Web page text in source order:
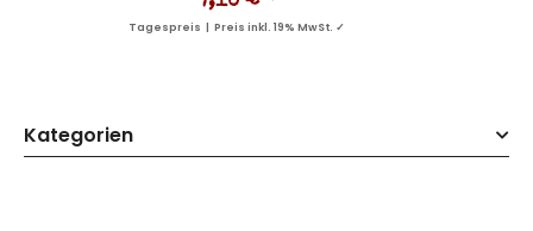
Tagespreis | Preis inkl. 19% MwSt. ✓
Kategorien